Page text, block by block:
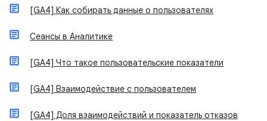
[GA4] Как собирать данные о пользователях
Сеансы в Аналитике
[GA4] Что такое пользовательские показатели
[GA4] Взаимодействие с пользователем
[GA4] Доля взаимодействий и показатель отказов